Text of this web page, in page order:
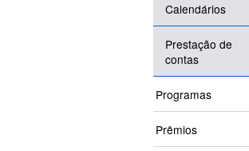
Calendários
Prestação de
contas
Programas
Prêmios